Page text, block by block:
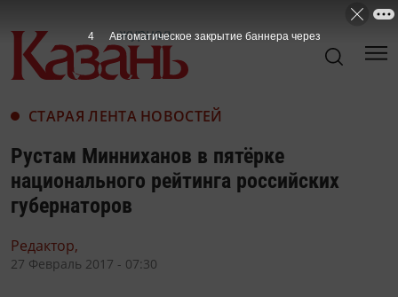
СТАРАЯ ЛЕНТА НОВОСТЕЙ
Рустам Минниханов в пятёрке
национального рейтинга российских
губернаторов
Редактор,
27 Февраль 2017 - 07:30
3 Автоматическое закрытие баннера через